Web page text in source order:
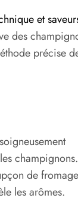
et
des
précise
champignons.
de fromage
les arômes.